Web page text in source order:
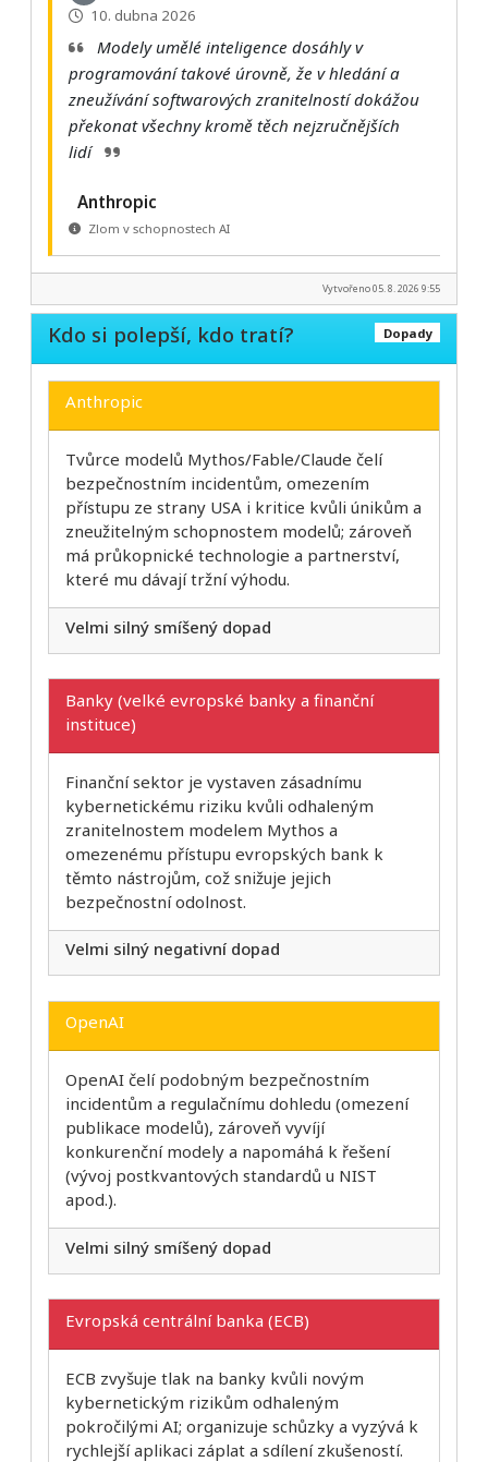
10. dubna 2026
Modely umělé inteligence dosáhly v
programování takové úrovně, že v hledání a
zneužívání softwarových zranitelností dokážou
překonat všechny kromě těch nejzručnějších
lidí
Anthropic
Zlom v schopnostech AI
Vytvořeno 05. 8. 2026 9:55
Dopady
Kdo si polepší, kdo tratí?
Anthropic
Tvůrce modelů Mythos/Fable/Claude čelí
bezpečnostním incidentům, omezením
přístupu ze strany USA i kritice kvůli únikům a
zneužitelným schopnostem modelů; zároveň
má průkopnické technologie a partnerství,
které mu dávají tržní výhodu.
Velmi silný smíšený dopad
Banky (velké evropské banky a finanční
instituce)
Finanční sektor je vystaven zásadnímu
kybernetickému riziku kvůli odhaleným
zranitelnostem modelem Mythos a
omezenému přístupu evropských bank k
těmto nástrojům, což snižuje jejich
bezpečnostní odolnost.
Velmi silný negativní dopad
OpenAI
OpenAI čelí podobným bezpečnostním
incidentům a regulačnímu dohledu (omezení
publikace modelů), zároveň vyvíjí
konkurenční modely a napomáhá k řešení
(vývoj postkvantových standardů u NIST
apod.).
Velmi silný smíšený dopad
Evropská centrální banka (ECB)
ECB zvyšuje tlak na banky kvůli novým
kybernetickým rizikům odhaleným
pokročilými AI; organizuje schůzky a vyzývá k
rychlejší aplikaci záplat a sdílení zkušeností.